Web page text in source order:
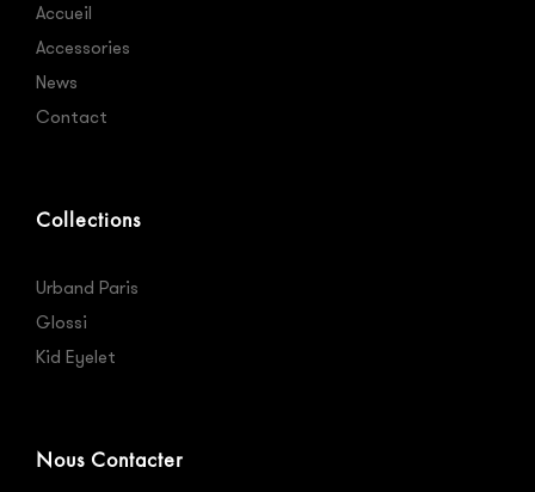
Accueil
Accessories
News
Contact
Collections
Urband Paris
Glossi
Kid Eyelet
Nous Contacter